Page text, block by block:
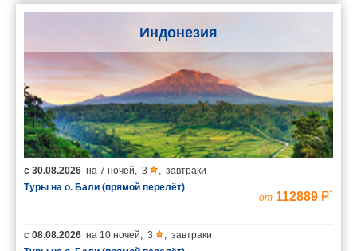
Индонезия
с 30.08.2026 на 7 ночей, 3 , завтраки
Туры на о. Бали (прямой перелёт)
от 112889 *
с 08.08.2026 на 10 ночей, 3 , завтраки